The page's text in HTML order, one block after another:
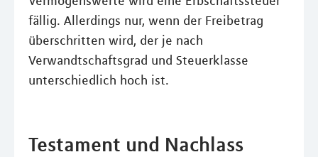
fällig. Allerdings nur, wenn der Freibetrag
überschritten wird, der je nach
Verwandtschaftsgrad und Steuerklasse
unterschiedlich hoch ist.
Testament und Nachlass